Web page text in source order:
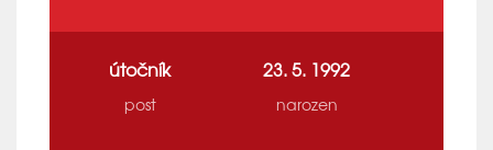
útočník
post
23. 5. 1992
narozen